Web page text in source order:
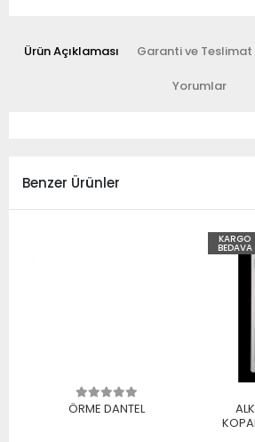
Ürün Açıklaması Garanti ve Teslimat
Yorumlar
Benzer Ürünler
ÖRME DANTEL
KARGO
BEDAVA